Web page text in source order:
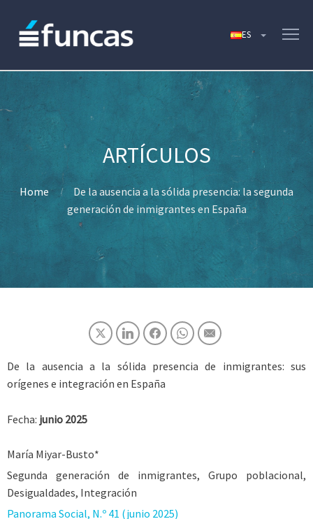
Home
De la ausencia a la sólida presencia: la segunda
generación de inmigrantes en España
De la ausencia a la sólida presencia de inmigrantes: sus
orígenes e integración en España
Fecha: junio 2025
María Miyar-Busto*
Segunda generación de inmigrantes, Grupo poblacional,
Desigualdades, Integración
Panorama Social, N.º 41 (junio 2025)